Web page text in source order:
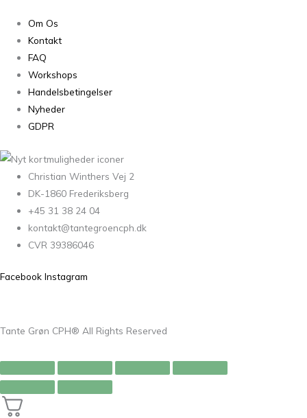
Om Os
Kontakt
FAQ
Workshops
Handelsbetingelser
Nyheder
GDPR
Christian Winthers Vej 2
DK-1860 Frederiksberg
+45 31 38 24 04
kontakt@tantegroencph.dk
CVR 39386046
Facebook Instagram
Tante Grøn CPH® All Rights Reserved